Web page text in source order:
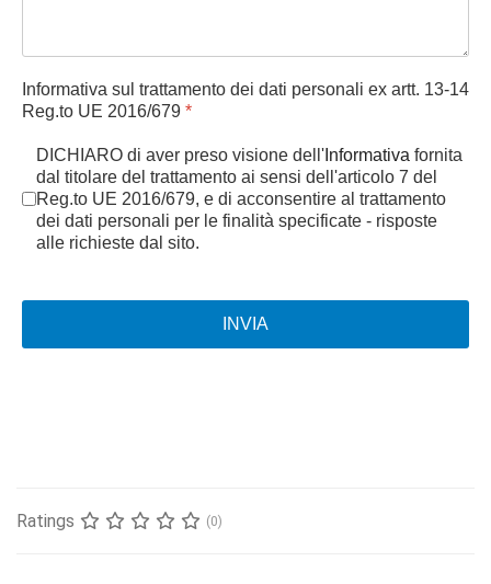
Informativa sul trattamento dei dati personali ex artt. 13-14
Reg.to UE 2016/679 *
DICHIARO di aver preso visione dell' Informativa fornita
dal titolare del trattamento ai sensi dell'articolo 7 del
Reg.to UE 2016/679, e di acconsentire al trattamento
dei dati personali per le finalità specificate - risposte
alle richieste dal sito.
INVIA
Ratings (0)